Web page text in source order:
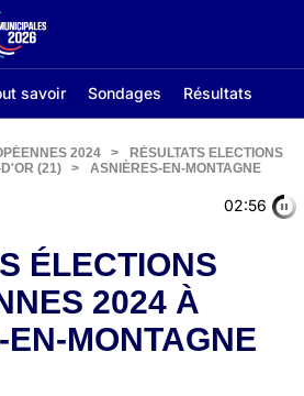
savoir Sondages Résultats
02:56
2024 >
RÉSULTATS ELECTIONS
(21) > ASNIÈRES-EN-MONTAGNE
ÉLECTIONS
2024 À
MONTAGNE